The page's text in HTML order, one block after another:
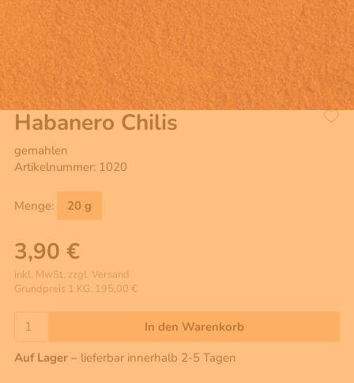
Habanero Chilis
gemahlen
Artikelnummer: 1020
Menge: 20 g
3,90 €
inkl. MwSt, zzgl. Versand
Grundpreis 1 KG: 195,00 €
In den Warenkorb
Auf Lager – lieferbar innerhalb 2-5 Tagen